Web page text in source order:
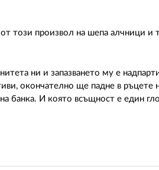
този произвол на шепа алчници и
ни и запазването му е
окончателно ще падне в ръцете
банка. И която всъщност е един